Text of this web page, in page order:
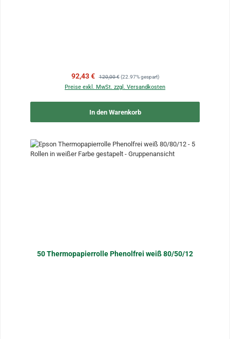
Verkaufspreis:
92,43 € Regulärer Preis:
120,00 € (22.97% gespart)
Preise exkl. MwSt. zzgl. Versandkosten
In den Warenkorb
50 Thermopapierrolle Phenolfrei weiß 80/50/12